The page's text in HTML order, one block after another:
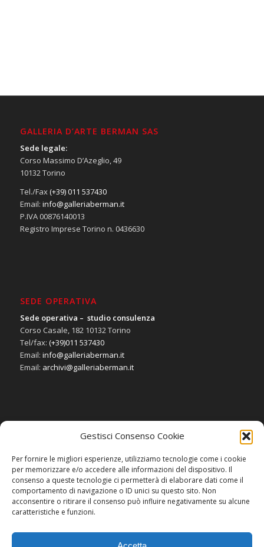
Gestisci Consenso Cookie
Per fornire le migliori esperienze, utilizziamo tecnologie come i cookie
per memorizzare e/o accedere alle informazioni del dispositivo. Il
consenso a queste tecnologie ci permetterà di elaborare dati come il
comportamento di navigazione o ID unici su questo sito. Non
acconsentire o ritirare il consenso può influire negativamente su alcune
caratteristiche e funzioni.
GALLERIA D’ARTE BERMAN SAS
Sede legale:
Corso Massimo D’Azeglio, 49
10132 Torino
Tel./Fax(+39) 011 537430
Email: info@galleriaberman.it
P.IVA 00876140013
Registro Imprese Torino n. 0436630
SEDE OPERATIVA
Sede operativa – studio consulenza
Corso Casale, 182 10132 Torino
Tel/fax: (+39)011 537430
Email: info@galleriaberman.it
Email: archivi@galleriaberman.it